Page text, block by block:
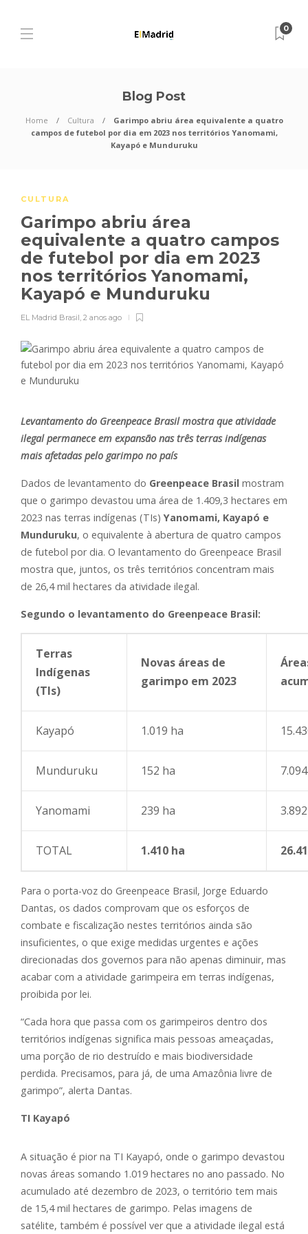
0
Blog Post
Home Cultura
Garimpo abriu área equivalente a quatro
campos de futebol por dia em 2023 nos territórios Yanomami,
Kayapó e Munduruku
CULTURA
Garimpo abriu área
equivalente a quatro campos
de futebol por dia em 2023
nos territórios Yanomami,
Kayapó e Munduruku
EL Madrid Brasil, 2 anos ago
Levantamento do Greenpeace Brasil mostra que atividade
ilegal permanece em expansão nas três terras indígenas
mais afetadas pelo garimpo no país
Dados de levantamento do Greenpeace Brasil mostram
que o garimpo devastou uma área de 1.409,3 hectares em
2023 nas terras indígenas (TIs)Yanomami, Kayapó e
Munduruku, o equivalente à abertura de quatro campos
de futebol por dia. O levantamento do Greenpeace Brasil
mostra que, juntos, os três territórios concentram mais
de 26,4 mil hectares da atividade ilegal.
Segundo o levantamento do Greenpeace Brasil:
Terras
Indígenas
(TIs)
Novas áreas de
garimpo em 2023
Kayapó 1.019 ha
Munduruku 152 ha
Yanomami 239 ha
TOTAL 1.410 ha
Para o porta-voz do Greenpeace Brasil, Jorge Eduardo
Dantas, os dados comprovam que os esforços de
combate e fiscalização nestes territórios ainda são
insuficientes, o que exige medidas urgentes e ações
direcionadas dos governos para não apenas diminuir, mas
acabar com a atividade garimpeira em terras indígenas,
proibida por lei.
“Cada hora que passa com os garimpeiros dentro dos
territórios indígenas significa mais pessoas ameaçadas,
uma porção de rio destruído e mais biodiversidade
perdida. Precisamos, para já, de uma Amazônia livre de
garimpo”, alerta Dantas.
TI Kayapó
A situação é pior na TI Kayapó, onde o garimpo devastou
novas áreas somando 1.019 hectares no ano passado. No
acumulado até dezembro de 2023, o território tem mais
de 15,4 mil hectares de garimpo. Pelas imagens de
satélite, também é possível ver que a atividade ilegal está